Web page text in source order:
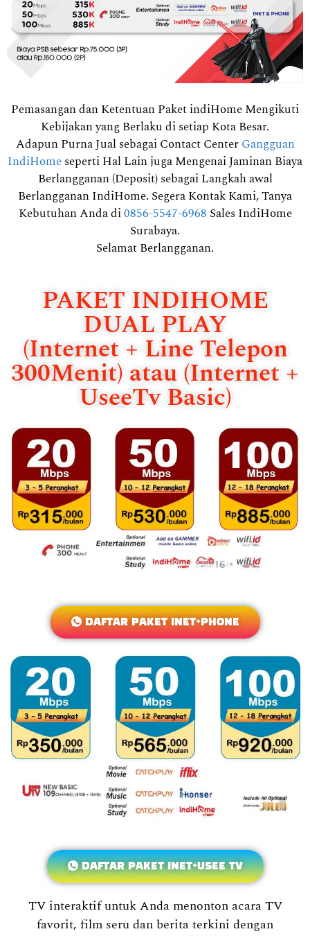
Pemasangan dan Ketentuan Paket indiHome Mengikuti
Kebijakan yang Berlaku di setiap Kota Besar.
Adapun Purna Jual sebagai Contact CenterGangguan
IndiHomeseperti Hal Lain juga Mengenai Jaminan Biaya
Berlangganan (Deposit) sebagai Langkah awal
Berlangganan IndiHome. Segera Kontak Kami, Tanya
Kebutuhan Anda di0856-5547-6968 Sales IndiHome
Surabaya.
Selamat Berlangganan.
PAKET INDIHOME
DUAL PLAY
(Internet + Line Telepon
300Menit) atau (Internet +
UseeTv Basic)
DAFTAR PAKET INET+PHONE
DAFTAR PAKET INET+USEE TV
TV interaktif untuk Anda menonton acara TV
favorit, film seru dan berita terkini dengan